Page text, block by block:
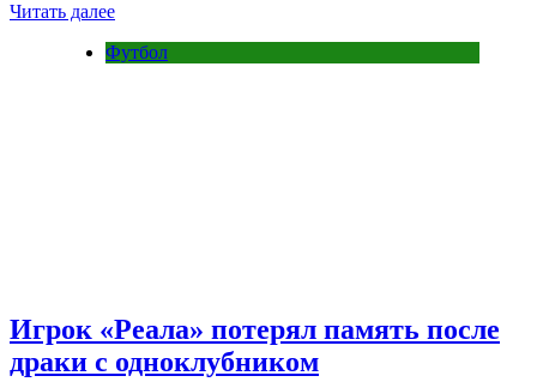
Читать далее
Футбол
Игрок «Реала» потерял память после
драки с одноклубником